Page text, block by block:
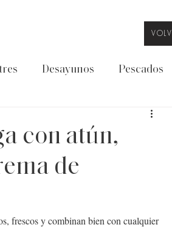
Desayunos Pescados
Legumbres
con atún,
de
frescos y combinan bien con cualquier